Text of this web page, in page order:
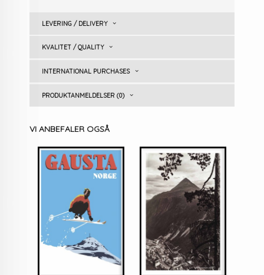
LEVERING / DELIVERY
KVALITET / QUALITY
INTERNATIONAL PURCHASES
PRODUKTANMELDELSER (0)
VI ANBEFALER OGSÅ